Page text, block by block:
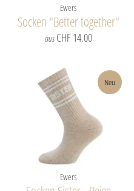
Ewers
Socken "Better together"
aus CHF 14.00
Neu
Ewers